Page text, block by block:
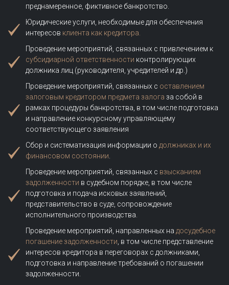
преднамеренное, фиктивное банкротство.
Юридические услуги, необходимые для обеспечения
интересов клиента как кредитора.
Проведение мероприятий, связанных с привлечением к
субсидиарной ответственности контролирующих
должника лиц (руководителя, учредителей и др.)
Проведение мероприятий, связанных с оставлением
залоговым кредитором предмета залога за собой в
рамках процедуры банкротства, в том числе подготовка
и направление конкурсному управляющему
соответствующего заявления
Сбор и систематизация информации о должниках и их
финансовом состоянии
Проведение мероприятий, связанных с взысканием
задолженности в судебном порядке, в том числе
подготовка и подача исковых заявлений,
представительство в суде, сопровождение
исполнительного производства.
Проведение мероприятий, направленных на досудебное
погашение задолженности
интересов кредитора в переговорах с должниками,
подготовка и направление требований о погашении
задолженности.